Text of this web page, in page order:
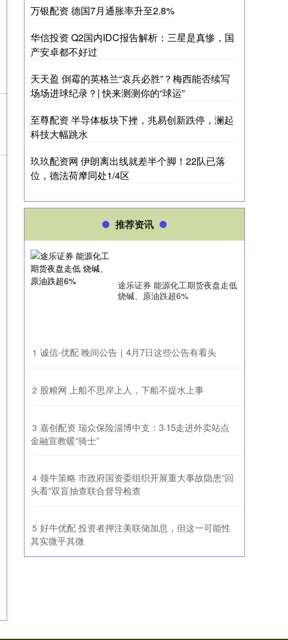
万银配资 德国7月通胀率升至2.8%
华信投资 Q2国内IDC报告解析：三星是真惨，国
产安卓都不好过
天天盈 倒霉的英格兰“哀兵必胜”？梅西能否续写
场场进球纪录？| 快来测测你的“球运”
至尊配资 半导体板块下挫，兆易创新跌停，澜起
科技大幅跳水
玖玖配资网 伊朗离出线就差半个脚！22队已落
位，德法荷摩同处1/4区
推荐资讯
途乐证券 能源化工期货夜盘走低
烧碱、原油跌超6%
1 ​诚信-优配 晚间公告｜4月7日这些公告有看头
2 ​股粮网 上船不思岸上人，下船不提水上事
3 ​嘉创配资 瑞众保险淄博中支：3·15走进外卖站点
金融宣教暖“骑士”
4 ​领牛策略 市政府国资委组织开展重大事故隐患“回
头看”双盲抽查联合督导检查
5 ​好牛优配 投资者押注美联储加息，但这一可能性
其实微乎其微